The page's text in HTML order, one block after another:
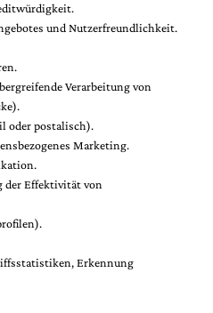
und Nutzerfreundlichkeit.
Verarbeitung von
oder postalisch).
Marketing.
der Effektivität von
Erkennung